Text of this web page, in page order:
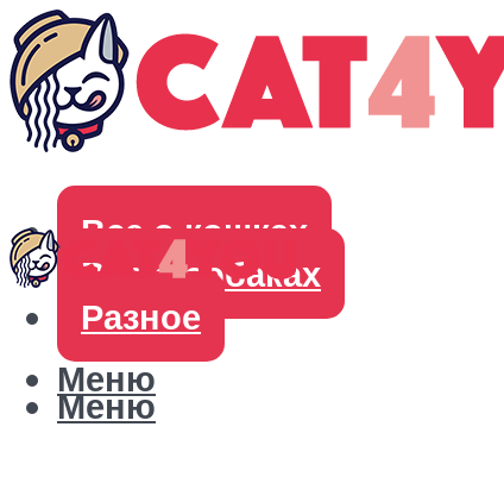
Все о кошках
Все о собаках
Разное
Меню
Меню